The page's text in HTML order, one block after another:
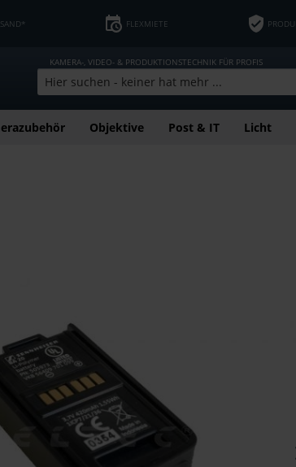
FLEXMIETE
KAMERA-, VIDEO- & PRODUKTIONSTECHNIK FÜR PROFIS
Objektive Post & IT Licht